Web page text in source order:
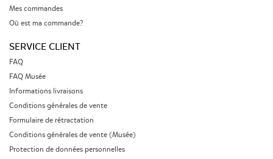
Mes commandes
Où est ma commande?
SERVICE CLIENT
FAQ
FAQ Musée
Informations livraisons
Conditions générales de vente
Formulaire de rétractation
Conditions générales de vente (Musée)
Protection de données personnelles